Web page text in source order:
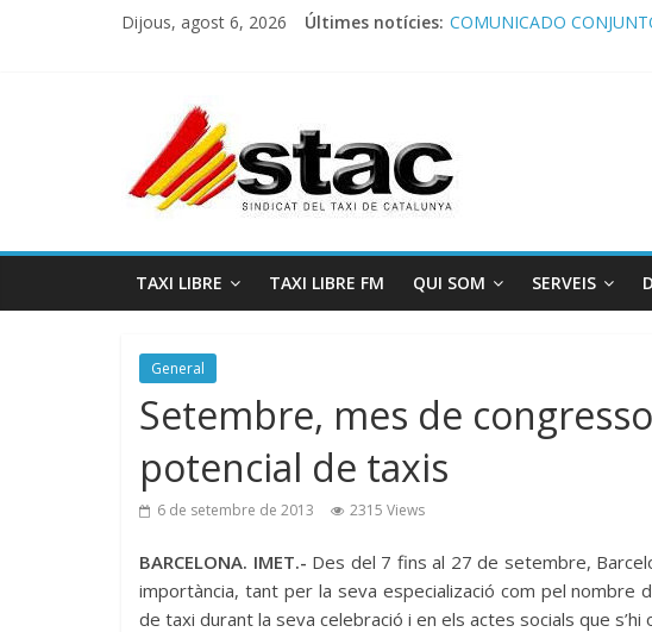
Dijous, agost 6, 2026 Últimes notícies: COMUNICADO
TAXI LIBRE TAXI LIBRE FM QUI SOM SERVEIS
General
Setembre, mes de
potencial de taxis
6 de setembre de 2013 2315 Views
BARCELONA. IMET.- Des del 7 fins al 27 de setembre,
importància, tant per la seva especializació com pel nombre
de taxi durant la seva celebració i en els actes socials que s’hi